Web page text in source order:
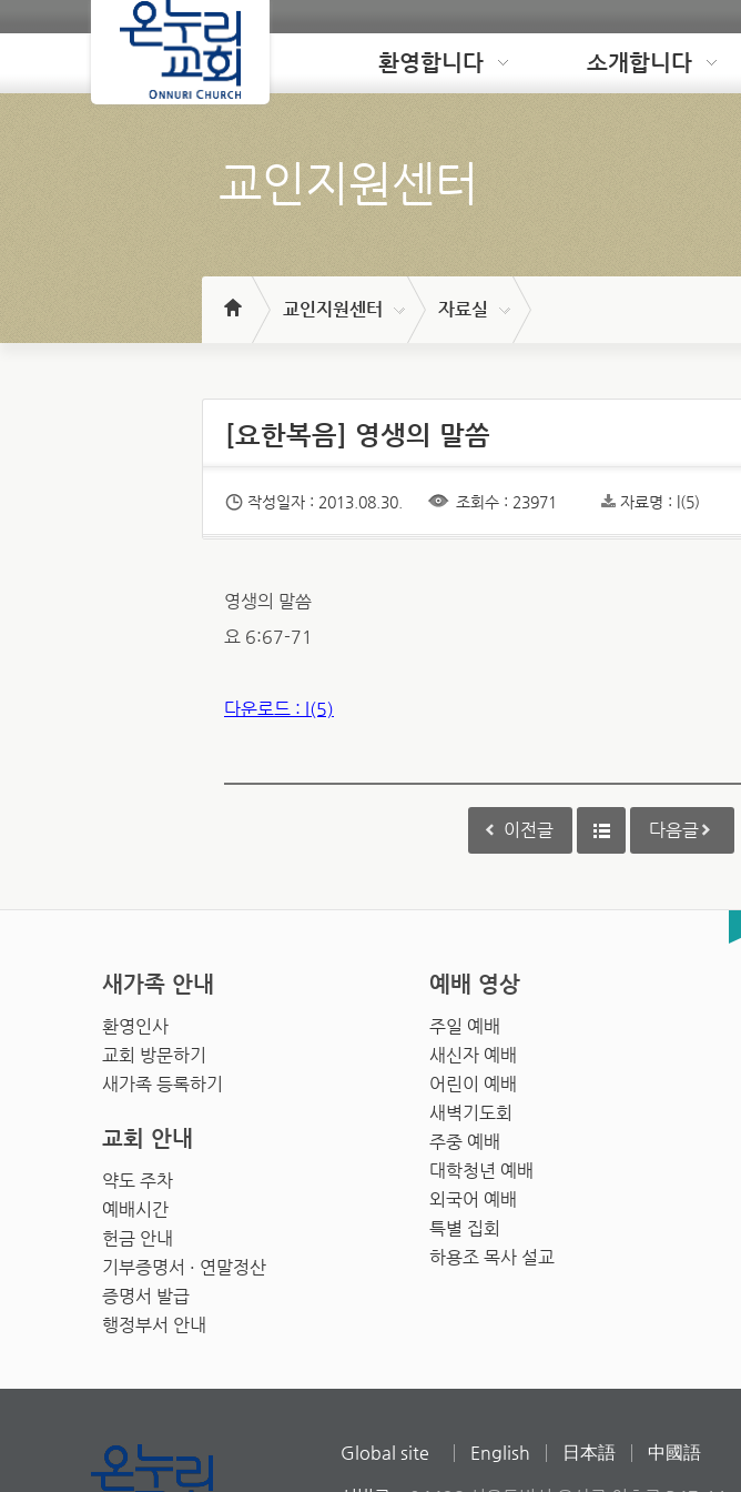
Loading 환영합니다 소개합니다
교인지원센터
교인지원센터 자료실
[요한복음] 영생의 말씀
작성일자 : 2013.08.30. 조회수 : 23971 자료명 : l(5)
영생의 말씀
요 6:67-71
다운로드 : l(5)
이전글 다음글
새가족 안내
환영인사
교회 방문하기
새가족 등록하기
예배 영상
주일 예배
새신자 예배
어린이 예배
새벽기도회
주중 예배
대학청년 예배
외국어 예배
특별 집회
하용조 목사 설교
교회 안내
약도 주차
예배시간
헌금 안내
기부증명서 · 연말정산
증명서 발급
행정부서 안내
Global site English 日本語 中國語